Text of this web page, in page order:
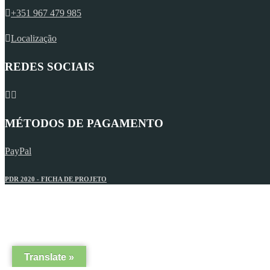
+351 967 479 985
Localização
REDES SOCIAIS
MÉTODOS DE PAGAMENTO
PayPal
PDR 2020 - FICHA DE PROJETO
Translate »